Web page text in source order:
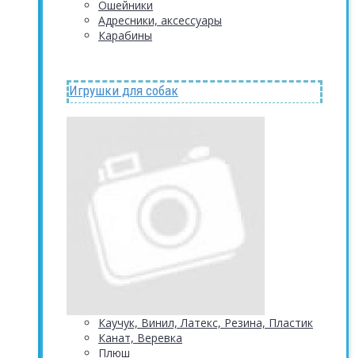
Ошейники
Адресники, аксессуары
Карабины
Игрушки для собак
Каучук, Винил, Латекс, Резина, Пластик
Канат, Веревка
Плюш